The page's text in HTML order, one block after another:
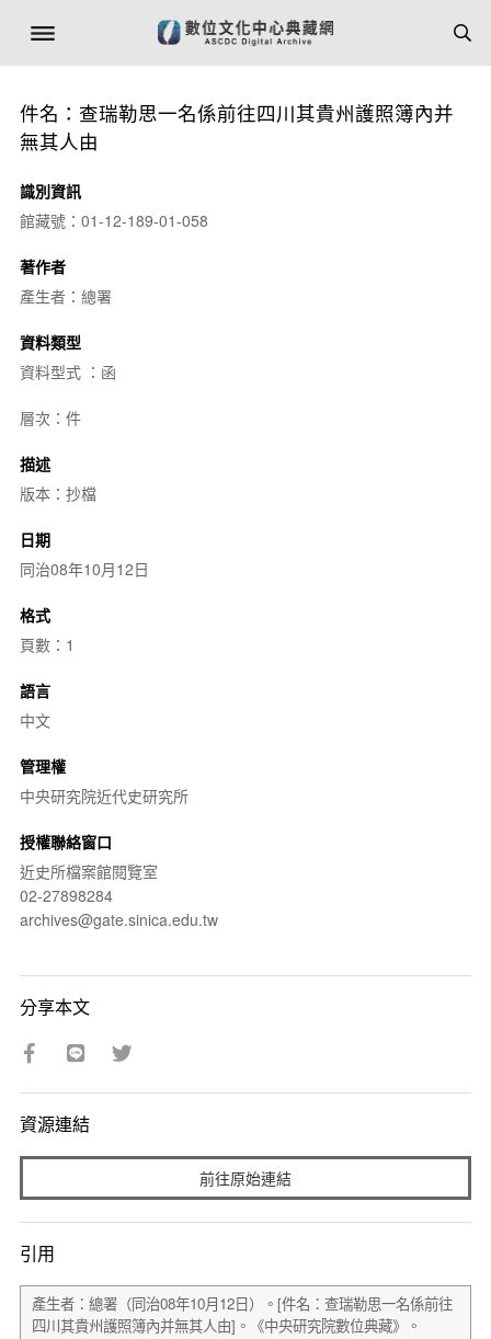
件名：查瑞勒思一名係前往四川其貴州護照簿內并
無其人由
識別資訊
館藏號：01-12-189-01-058
著作者
產生者：總署
資料類型
資料型式 ：函
層次：件
描述
版本：抄檔
日期
同治08年10月12日
格式
頁數：1
語言
中文
管理權
中央研究院近代史研究所
授權聯絡窗口
近史所檔案館閱覽室
02-27898284
archives@gate.sinica.edu.tw
分享本文
資源連結
前往原始連結
引用